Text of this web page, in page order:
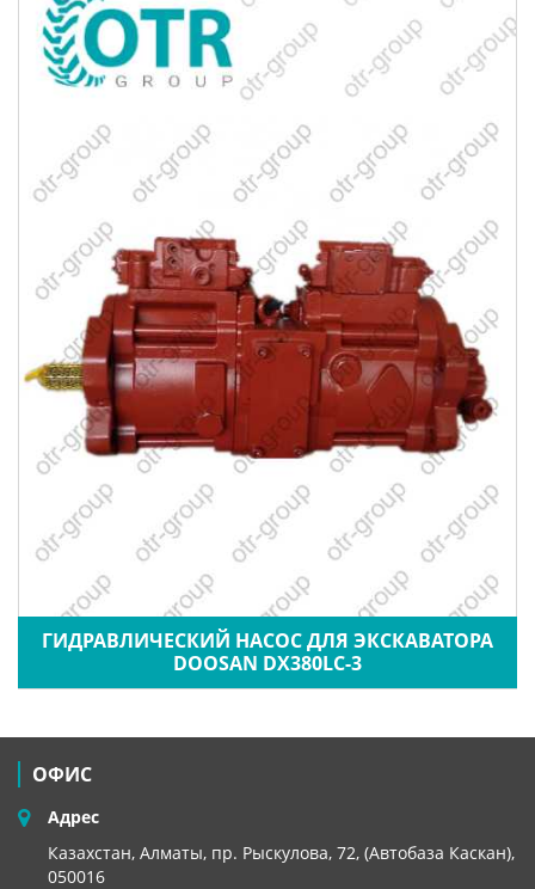
ГИДРАВЛИЧЕСКИЙ НАСОС ДЛЯ ЭКСКАВАТОРА
DOOSAN DX380LC-3
ОФИС
Адрес
Казахстан, Алматы, пр. Рыскулова, 72, (Автобаза Каскан),
050016